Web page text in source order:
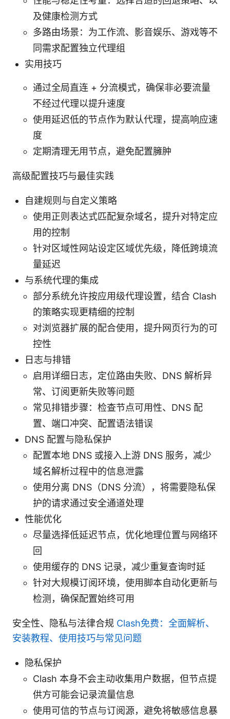
及健康检测方式
多路由场景：为工作流、影音娱乐、游戏等不
同需求配置独立代理组
实用技巧
通过全局直连 + 分流模式，确保非必要流量
不经过代理以提升速度
使用延迟低的节点作为默认代理，提高响应速
度
定期清理无用节点，避免配置臃肿
高级配置技巧与最佳实践
自建规则与自定义策略
使用正则表达式匹配复杂域名，提升对特定应
用的控制
针对区域性网站设定区域优先级，降低跨境流
量延迟
与系统代理的集成
部分系统允许按应用级代理设置，结合 Clash
的策略实现更精细的控制
对浏览器扩展的配合使用，提升网页行为的可
控性
日志与排错
启用详细日志，定位路由失败、DNS 解析异
常、订阅更新失败等问题
常见排错步骤：检查节点可用性、DNS 配
置、端口冲突、配置语法错误
DNS 配置与隐私保护
配置本地 DNS 或接入上游 DNS 服务，减少
域名解析过程中的信息泄露
使用分离 DNS（DNS 分流），将需要隐私保
护的请求通过安全通道处理
性能优化
尽量选择低延迟节点，优化地理位置与网络环
回
使用缓存的 DNS 记录，减少重复查询时延
针对大规模订阅环境，使用脚本自动化更新与
检测，确保配置始终可用
安全性、隐私与法律合规 Clash免费：全面解析、
安装教程、使用技巧与常见问题
隐私保护
Clash 本身不会主动收集用户数据，但节点提
供方可能会记录流量信息
使用可信的节点与订阅源，避免将敏感信息暴